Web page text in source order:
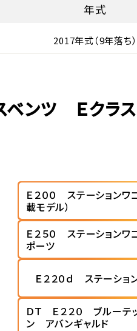
年式
2017年式（9年落ち）
ベンツ Ｅクラ
Ｅ２００ ステーション
載モデル）
Ｅ２５０ ステーション
ポーツ
Ｅ２２０ｄ ステーシ
ＤＴ Ｅ２２０ ブルーテ
ン アバンギャルド